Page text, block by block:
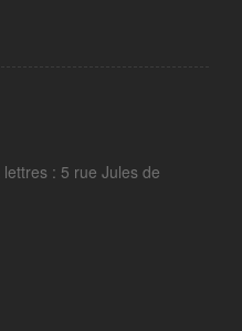
: 5 rue Jules de